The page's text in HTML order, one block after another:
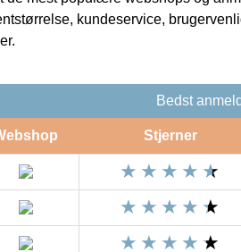
kundeservice,
Bedst
Stjerner